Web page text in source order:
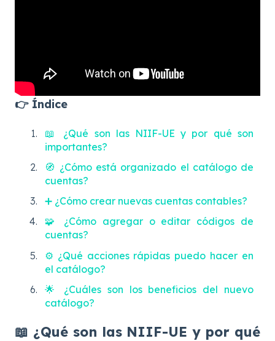
👉 Índice
📖 ¿Qué son las NIIF-UE y por qué son
importantes?
🧭 ¿Cómo está organizado el catálogo de
cuentas?
➕ ¿Cómo crear nuevas cuentas contables?
🧩 ¿Cómo agregar o editar códigos de
cuentas?
⚙️ ¿Qué acciones rápidas puedo hacer en
el catálogo?
🌟 ¿Cuáles son los beneficios del nuevo
catálogo?
📖 ¿Qué son las NIIF-UE y por qué